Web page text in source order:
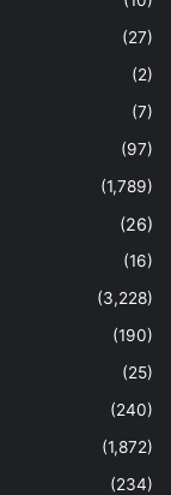
(27)
(2)
(7)
(97)
(1,789)
(26)
(16)
(3,228)
(190)
(25)
(240)
(1,872)
(234)